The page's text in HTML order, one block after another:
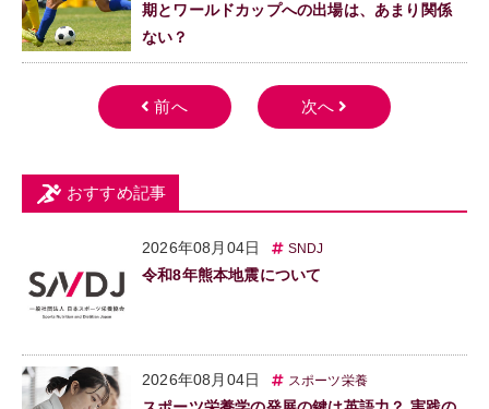
期とワールドカップへの出場は、あまり関係
ない？
おすすめ記事
2026年08月04日 SNDJ
令和8年熊本地震について
2026年08月04日 スポーツ栄養